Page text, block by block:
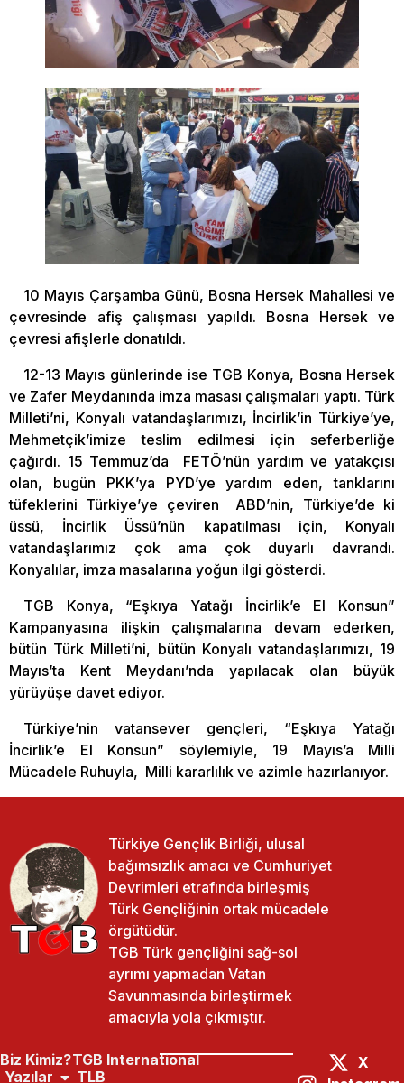
10 Mayıs Çarşamba Günü, Bosna Hersek Mahallesi ve
çevresinde afiş çalışması yapıldı. Bosna Hersek ve
çevresi afişlerle donatıldı.
12-13 Mayıs günlerinde ise TGB Konya, Bosna Hersek
ve Zafer Meydanında imza masası çalışmaları yaptı. Türk
Milleti’ni, Konyalı vatandaşlarımızı, İncirlik’in Türkiye’ye,
Mehmetçik’imize teslim edilmesi için seferberliğe
çağırdı. 15 Temmuz’da FETÖ’nün yardım ve yatakçısı
olan, bugün PKK’ya PYD’ye yardım eden, tanklarını
tüfeklerini Türkiye’ye çeviren ABD’nin, Türkiye’de ki
üssü, İncirlik Üssü’nün kapatılması için, Konyalı
vatandaşlarımız çok ama çok duyarlı davrandı.
Konyalılar, imza masalarına yoğun ilgi gösterdi.
TGB Konya, “Eşkıya Yatağı İncirlik’e El Konsun”
Kampanyasına ilişkin çalışmalarına devam ederken,
bütün Türk Milleti’ni, bütün Konyalı vatandaşlarımızı, 19
Mayıs’ta Kent Meydanı’nda yapılacak olan büyük
yürüyüşe davet ediyor.
Türkiye’nin vatansever gençleri, “Eşkıya Yatağı
İncirlik’e El Konsun” söylemiyle, 19 Mayıs’a Milli
Mücadele Ruhuyla, Milli kararlılık ve azimle hazırlanıyor.
Türkiye Gençlik Birliği, ulusal
bağımsızlık amacı ve Cumhuriyet
Devrimleri etrafında birleşmiş
Türk Gençliğinin ortak mücadele
örgütüdür.
TGB Türk gençliğini sağ-sol
ayrımı yapmadan Vatan
Savunmasında birleştirmek
amacıyla yola çıkmıştır.
Biz Kimiz?
Yazılar
TGB International
TLB
X